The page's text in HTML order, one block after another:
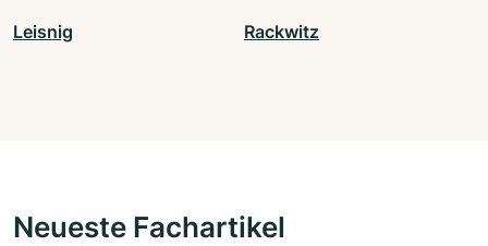
Leisnig Rackwitz
Neueste Fachartikel